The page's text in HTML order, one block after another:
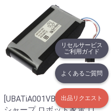
リセルサービス
ご利用ガイド
よくあるご質問
出品リクエスト
[UBATiA001VBKZ]SHARP